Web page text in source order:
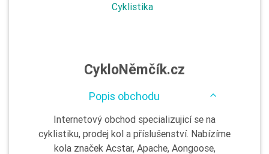
Cyklistika
CykloNěmčík.cz
Popis obchodu
Internetový obchod specializujicí se na
cyklistiku, prodej kol a příslušenství. Nabízíme
kola značek Acstar, Apache, Aongoose,